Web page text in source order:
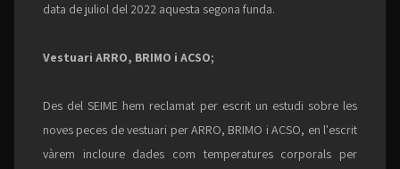
data de juliol del 2022 aquesta segona funda.
Vestuari ARRO, BRIMO i ACSO;
Des del SEIME hem reclamat per escrit un estudi sobre les
noves peces de vestuari per ARRO, BRIMO i ACSO, en l'escrit
vàrem incloure dades com temperatures corporals per